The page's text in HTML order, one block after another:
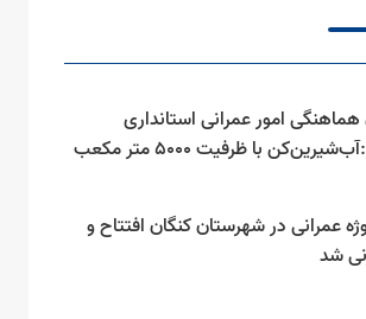
امور عمرانی استانداری
بوشهر:آب‌شیرین‌کن با ظرفیت ۵۰۰۰ متر مکعب
عمرانی در شهرستان کنگان افتتاح و
شد